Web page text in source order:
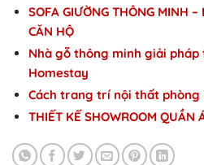
SOFA GIƯỜNG THÔNG MINH
CĂN HỘ
Nhà gỗ thông minh giải
Homestay
Cách trang trí nội thất phòng
THIẾT KẾ SHOWROOM QUẦN